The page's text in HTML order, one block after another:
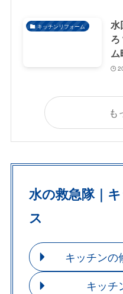
キッチンリフォーム
水
ろ
ム
も
水の救急隊｜
ス
キッチンの
キッチ